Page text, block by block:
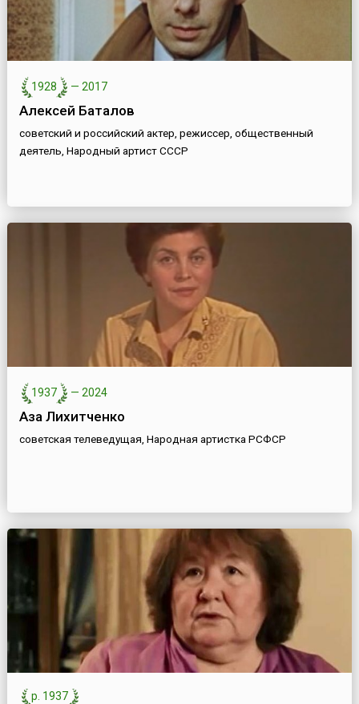
1928 — 2017
Алексей Баталов
советский и российский актер, режиссер, общественный
деятель, Народный артист СССР
1937 — 2024
Аза Лихитченко
советская телеведущая, Народная артистка РСФСР
р. 1937